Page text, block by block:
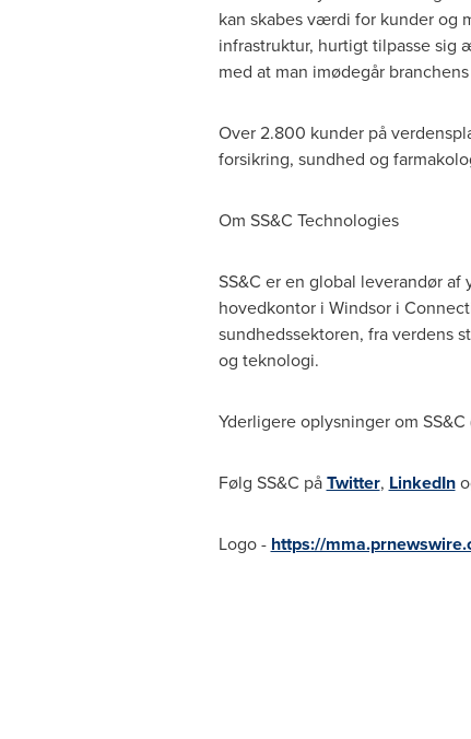
kan skabes værdi for kunder og
infrastruktur, hurtigt tilpasse sig
med at man imødegår
Over 2.800 kunder på
forsikring, sundhed og
Om SS&C Technologies
SS&C er en global leverandør
hovedkontor i Windsori
sundhedssektoren, fra verdens
og teknologi.
Yderligere oplysninger om SS&C
Følg SS&C påTwitter, LinkedIn
Logo - https://